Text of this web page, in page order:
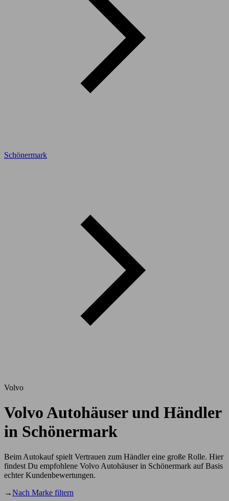
Schönermark
Volvo
Volvo Autohäuser und Händler
in Schönermark
Beim Autokauf spielt Vertrauen zum Händler eine große Rolle. Hier
findest Du empfohlene Volvo Autohäuser in Schönermark auf Basis
echter Kundenbewertungen.
→Nach Marke filtern